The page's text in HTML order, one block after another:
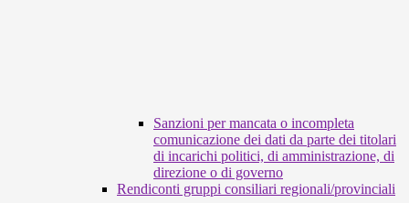
Sanzioni per mancata o incompleta
comunicazione dei dati da parte dei titolari
di incarichi politici, di amministrazione, di
direzione o di governo
Rendiconti gruppi consiliari regionali/provinciali